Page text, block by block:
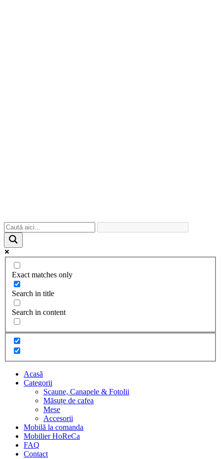
Exact matches only
Search in title
Search in content
Acasă
Categorii
Scaune, Canapele & Fotolii
Măsuțe de cafea
Mese
Accesorii
Mobilă la comanda
Mobilier HoReCa
FAQ
Contact